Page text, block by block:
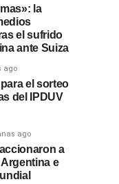
la
el sufrido
ante Suiza
ago
el sorteo
del IPDUV
ago
a
e